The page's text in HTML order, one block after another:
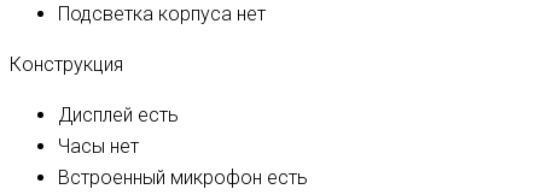
Подсветка корпуса нет
Конструкция
Дисплей есть
Часы нет
Встроенный микрофон есть